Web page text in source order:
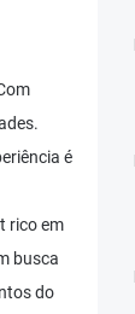
é
rico em
busca
do